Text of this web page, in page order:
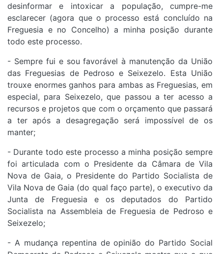
desinformar e intoxicar a população, cumpre-me
esclarecer (agora que o processo está concluído na
Freguesia e no Concelho) a minha posição durante
todo este processo.
- Sempre fui e sou favorável à manutenção da União
das Freguesias de Pedroso e Seixezelo. Esta União
trouxe enormes ganhos para ambas as Freguesias, em
especial, para Seixezelo, que passou a ter acesso a
recursos e projetos que com o orçamento que passará
a ter após a desagregação será impossível de os
manter;
- Durante todo este processo a minha posição sempre
foi articulada com o Presidente da Câmara de Vila
Nova de Gaia, o Presidente do Partido Socialista de
Vila Nova de Gaia (do qual faço parte), o executivo da
Junta de Freguesia e os deputados do Partido
Socialista na Assembleia de Freguesia de Pedroso e
Seixezelo;
- A mudança repentina de opinião do Partido Social